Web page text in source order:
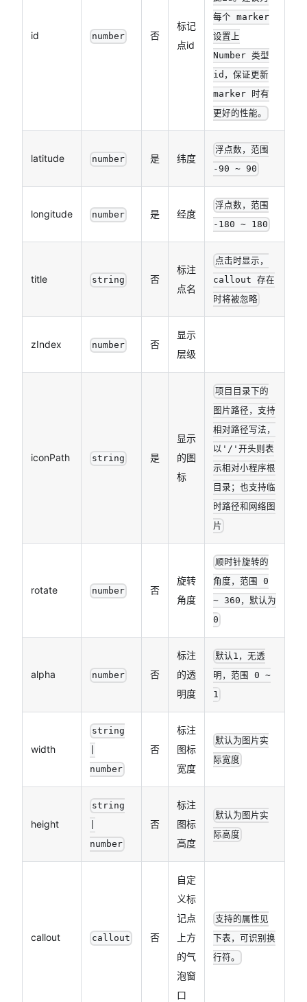
id number 否
标记
点id
每个 marker
设置上
Number 类型
id，保证更新
marker 时有
更好的性能。
latitude number 是 纬度
浮点数，范围
-90 ~ 90
longitude number 是 经度
浮点数，范围
-180 ~ 180
title string 否
标注
点名
点击时显示，
callout 存在
时将被忽略
zIndex number 否
显示
层级
iconPath string 是
显示
的图
标
项目目录下的
图片路径，支持
相对路径写法，
以'/'开头则表
示相对小程序根
目录；也支持临
时路径和网络图
片
rotate number 否
旋转
角度
顺时针旋转的
角度，范围 0
~ 360，默认为
0
alpha number 否
标注
的透
明度
默认1，无透
明，范围 0 ~
1
width
string
number
否
标注
图标
宽度
默认为图片实
际宽度
height
string
number
否
标注
图标
高度
默认为图片实
际高度
callout callout 否
自定
义标
记点
上方
的气
泡窗
口
支持的属性见
下表，可识别换
行符。